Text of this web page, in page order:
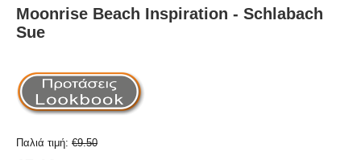
Moonrise Beach Inspiration - Schlabach
Sue
Παλιά τιμή: €9.50